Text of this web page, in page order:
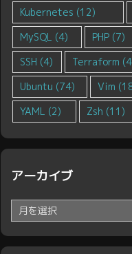
Kubernetes (12)
MySQL (4) PHP(7)
SSH (4) Terraform
Ubuntu (74) Vim
YAML (2) Zsh (11)
アーカイブ
ー
イ